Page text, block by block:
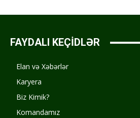
FAYDALI KEÇİDLƏR
Elan və Xəbərlər
Karyera
Biz Kimik?
Komandamız